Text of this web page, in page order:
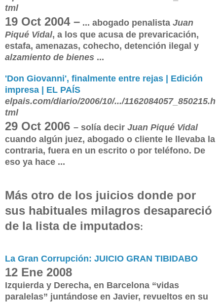
tml
19 Oct 2004 – ... abogado penalista Juan
Piqué Vidal, a los que acusa de prevaricación,
estafa, amenazas, cohecho, detención ilegal y
alzamiento de bienes ...
'Don Giovanni', finalmente entre rejas | Edición
impresa | EL PAÍS
elpais.com/diario/2006/10/.../1162084057_850215.h
tml
29 Oct 2006 – solía decir Juan Piqué Vidal
cuando algún juez, abogado o cliente le llevaba la
contraria, fuera en un escrito o por teléfono. De
eso ya hace ...
Más otro de los juicios donde por
sus habituales milagros desapareció
de la lista de imputados:
La Gran Corrupción: JUICIO GRAN TIBIDABO
12 Ene 2008
Izquierda y Derecha, en Barcelona “vidas
paralelas” juntándose en Javier, revueltos en su